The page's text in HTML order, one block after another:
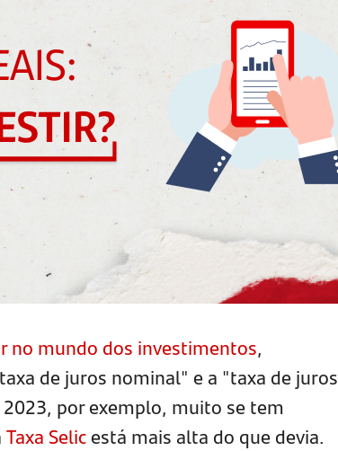
no mundo dos investimentos,
de juros nominal" e a "taxa de juros
por exemplo, muito se tem
Taxa Selicestá mais alta do que devia.